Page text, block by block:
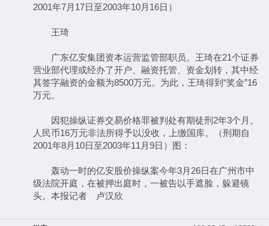
2001年7月17日至2003年10月16日）
王琦
广东亿安集团资本运营监管部职员。王琦在21个证券
营业部代理或经办了开户、融资托管、资金划转，其中经
其签字融资的金额为8500万元。为此，王琦得到“奖金”16
万元。
因犯操纵证券交易价格罪被判处有期徒刑2年3个月。
人民币16万元非法所得予以没收，上缴国库。（刑期自
2001年8月10日至2003年11月9日）图：
轰动一时的亿安股价操纵案今年3月26日在广州市中
级法院开庭，在被押出庭时，一被告以手遮脸，躲避镜
头。本报记者 卢汉欣